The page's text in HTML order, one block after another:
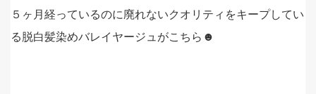
５ヶ月経っているのに廃れないクオリティをキープしてい
る脱白髪染めバレイヤージュがこちら☻